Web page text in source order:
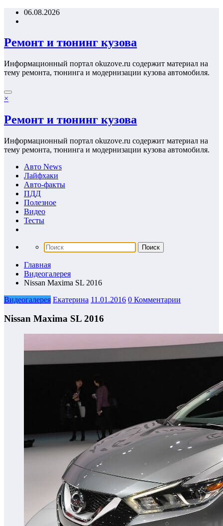
Перейти06.08.2026
Ремонт и тюнинг кузова
Информационный портал okuzove.ru содержит материал на
тему ремонта, тюнинга и модернизации кузова автомобиля.
×
Ремонт и тюнинг кузова
Информационный портал okuzove.ru содержит материал на
тему ремонта, тюнинга и модернизации кузова автомобиля.
Авто News
Лайфхаки
Авто-факты
ПДД
Полезное
Видео
Тесты
Главная
Видеогалерея
Nissan Maxima SL 2016
Видеогалерея Екатерина 11.01.2016 0 Комментарии
Nissan Maxima SL 2016